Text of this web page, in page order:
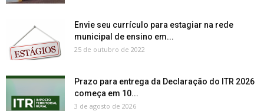
Envie seu currículo para estagiar na rede
municipal de ensino em...
25 de outubro de 2022
Prazo para entrega da Declaração do ITR 2026
começa em 10...
3 de agosto de 2026